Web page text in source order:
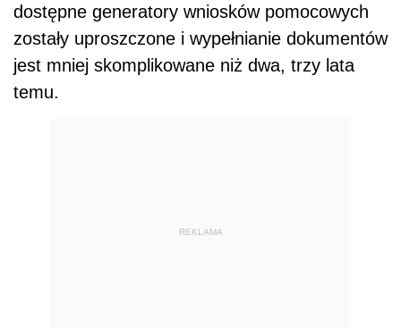
dostępne generatory wniosków pomocowych
zostały uproszczone i wypełnianie dokumentów
jest mniej skomplikowane niż dwa, trzy lata
temu.
REKLAMA